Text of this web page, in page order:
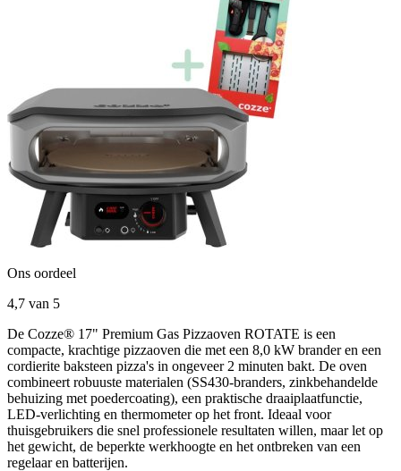
Ons oordeel
4,7 van 5
De Cozze® 17" Premium Gas Pizzaoven ROTATE is een
compacte, krachtige pizzaoven die met een 8,0 kW brander en een
cordierite baksteen pizza's in ongeveer 2 minuten bakt. De oven
combineert robuuste materialen (SS430-branders, zinkbehandelde
behuizing met poedercoating), een praktische draaiplaatfunctie,
LED-verlichting en thermometer op het front. Ideaal voor
thuisgebruikers die snel professionele resultaten willen, maar let op
het gewicht, de beperkte werkhoogte en het ontbreken van een
regelaar en batterijen.